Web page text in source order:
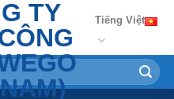
Tiếng Việt